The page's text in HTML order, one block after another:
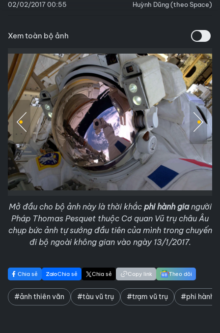
02/02/2017 00:55 Huỳnh Dũng (theo Space)
Xem toàn bộ ảnh
Mở đầu cho bộ ảnh này là thời khắc phi hành giangười
Pháp Thomas Pesquet thuộc Cơ quan Vũ trụ châu Âu
chụp bức ảnh tự sướng đầu tiên của mình trong chuyến
đi bộ ngoài không gian vào ngày 13/1/2017.
Chia sẻ Chia sẻ Chia sẻ Copy link Theo dõi
#ảnh thiên văn #tàu vũ trụ #trạm vũ trụ #phi hành